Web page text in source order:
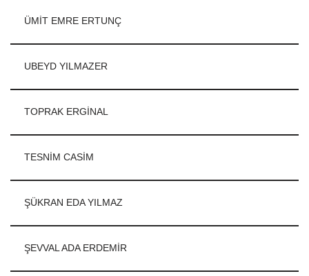
ÜMİT EMRE ERTUNÇ
UBEYD YILMAZER
TOPRAK ERGİNAL
TESNİM CASİM
ŞÜKRAN EDA YILMAZ
ŞEVVAL ADA ERDEMİR